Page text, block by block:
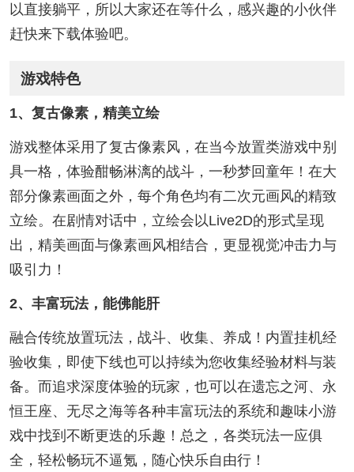
以直接躺平，所以大家还在等什么，感兴趣的小伙伴
赶快来下载体验吧。
游戏特色
1、复古像素，精美立绘
游戏整体采用了复古像素风，在当今放置类游戏中别
具一格，体验酣畅淋漓的战斗，一秒梦回童年！在大
部分像素画面之外，每个角色均有二次元画风的精致
立绘。在剧情对话中，立绘会以Live2D的形式呈现
出，精美画面与像素画风相结合，更显视觉冲击力与
吸引力！
2、丰富玩法，能佛能肝
融合传统放置玩法，战斗、收集、养成！内置挂机经
验收集，即使下线也可以持续为您收集经验材料与装
备。而追求深度体验的玩家，也可以在遗忘之河、永
恒王座、无尽之海等各种丰富玩法的系统和趣味小游
戏中找到不断更迭的乐趣！总之，各类玩法一应俱
全，轻松畅玩不逼氪，随心快乐自由行！